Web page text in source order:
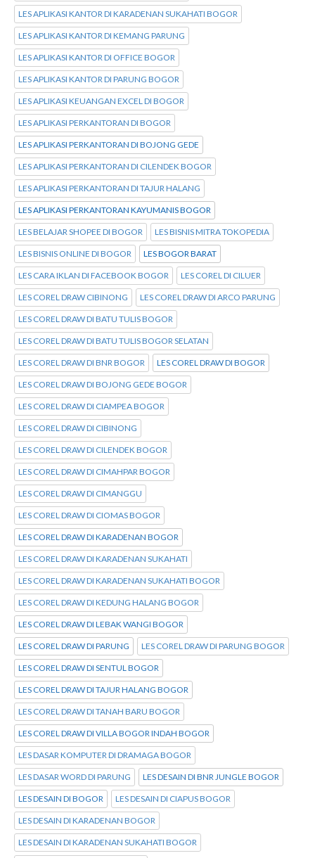
LES APLIKASI KANTOR DI KARADENAN SUKAHATI BOGOR
LES APLIKASI KANTOR DI KEMANG PARUNG
LES APLIKASI KANTOR DI OFFICE BOGOR
LES APLIKASI KANTOR DI PARUNG BOGOR
LES APLIKASI KEUANGAN EXCEL DI BOGOR
LES APLIKASI PERKANTORAN DI BOGOR
LES APLIKASI PERKANTORAN DI BOJONG GEDE
LES APLIKASI PERKANTORAN DI CILENDEK BOGOR
LES APLIKASI PERKANTORAN DI TAJUR HALANG
LES APLIKASI PERKANTORAN KAYUMANIS BOGOR
LES BELAJAR SHOPEE DI BOGOR LES BISNIS MITRA TOKOPEDIA
LES BISNIS ONLINE DI BOGOR LES BOGOR BARAT
LES CARA IKLAN DI FACEBOOK BOGOR LES COREL DI CILUER
LES COREL DRAW CIBINONG LES COREL DRAW DI ARCO PARUNG
LES COREL DRAW DI BATU TULIS BOGOR
LES COREL DRAW DI BATU TULIS BOGOR SELATAN
LES COREL DRAW DI BNR BOGOR LES COREL DRAW DI BOGOR
LES COREL DRAW DI BOJONG GEDE BOGOR
LES COREL DRAW DI CIAMPEA BOGOR
LES COREL DRAW DI CIBINONG
LES COREL DRAW DI CILENDEK BOGOR
LES COREL DRAW DI CIMAHPAR BOGOR
LES COREL DRAW DI CIMANGGU
LES COREL DRAW DI CIOMAS BOGOR
LES COREL DRAW DI KARADENAN BOGOR
LES COREL DRAW DI KARADENAN SUKAHATI
LES COREL DRAW DI KARADENAN SUKAHATI BOGOR
LES COREL DRAW DI KEDUNG HALANG BOGOR
LES COREL DRAW DI LEBAK WANGI BOGOR
LES COREL DRAW DI PARUNG LES COREL DRAW DI PARUNG BOGOR
LES COREL DRAW DI SENTUL BOGOR
LES COREL DRAW DI TAJUR HALANG BOGOR
LES COREL DRAW DI TANAH BARU BOGOR
LES COREL DRAW DI VILLA BOGOR INDAH BOGOR
LES DASAR KOMPUTER DI DRAMAGA BOGOR
LES DASAR WORD DI PARUNG LES DESAIN DI BNR JUNGLE BOGOR
LES DESAIN DI BOGOR LES DESAIN DI CIAPUS BOGOR
LES DESAIN DI KARADENAN BOGOR
LES DESAIN DI KARADENAN SUKAHATI BOGOR